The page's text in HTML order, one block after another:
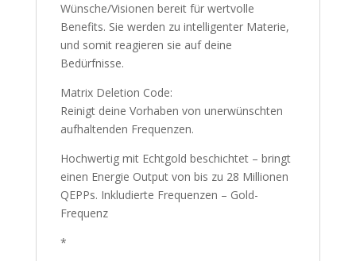
Wünsche/Visionen bereit für wertvolle
Benefits. Sie werden zu intelligenter Materie,
und somit reagieren sie auf deine
Bedürfnisse.
Matrix Deletion Code:
Reinigt deine Vorhaben von unerwünschten
aufhaltenden Frequenzen.
Hochwertig mit Echtgold beschichtet – bringt
einen Energie Output von bis zu 28 Millionen
QEPPs. Inkludierte Frequenzen – Gold-
Frequenz
*